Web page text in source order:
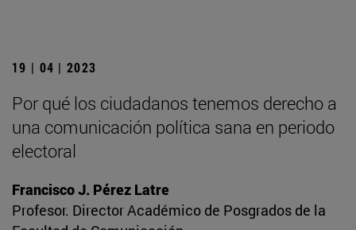
19 | 04 | 2023
Por qué los ciudadanos tenemos derecho a
una comunicación política sana en periodo
electoral
Francisco J. Pérez Latre
Profesor. Director Académico de Posgrados de la